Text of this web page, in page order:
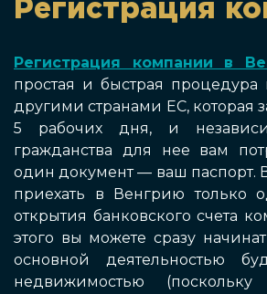
Регистрация
Регистрация компании в
простая и быстрая
другими странами ЕС, которая
5 рабочих дня, и
гражданства для нее вам
один документ — ваш паспорт.
приехать в Венгрию только
открытия банковского счета
этого вы можете сразу
основной деятельностью
недвижимостью